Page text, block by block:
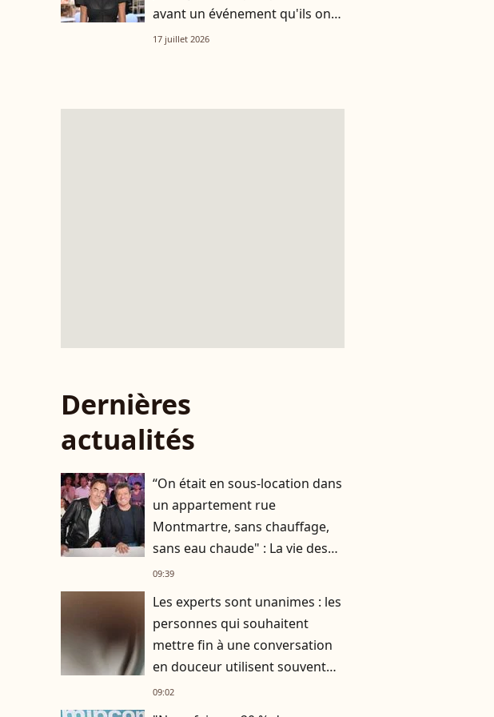
avant un événement qu'ils ont
vécu ensemble
17 juillet 2026
Dernières
actualités
“On était en sous-location dans
un appartement rue
Montmartre, sans chauffage,
sans eau chaude" : La vie des
Chevaliers du Fiel avant le
09:39
Les experts sont unanimes : les
personnes qui souhaitent
mettre fin à une conversation
en douceur utilisent souvent
ces 10 expressions courantes
09:02